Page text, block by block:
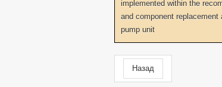
implemented within the
and component
pump unit
Назад